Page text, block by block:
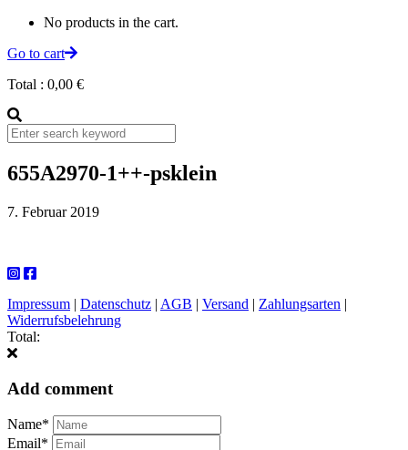
No products in the cart.
Go to cart
Total : 0,00 €
655A2970-1++-psklein
7. Februar 2019
Impressum | Datenschutz | AGB | Versand | Zahlungsarten |
Widerrufsbelehrung
Total:
Add comment
Name*
Email*